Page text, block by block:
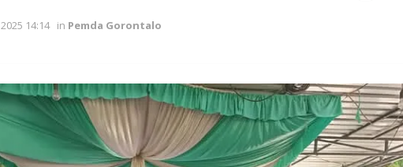
14:14 in Pemda Gorontalo